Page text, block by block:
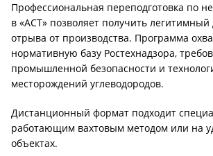
Профессиональная переподготовка по
в «АСТ» позволяет получить
отрыва от производства. Программа
нормативную базу Ростехнадзора,
промышленной безопасности и
месторождений углеводородов.
Дистанционный формат подходит
работающим вахтовым методом или на
объектах.